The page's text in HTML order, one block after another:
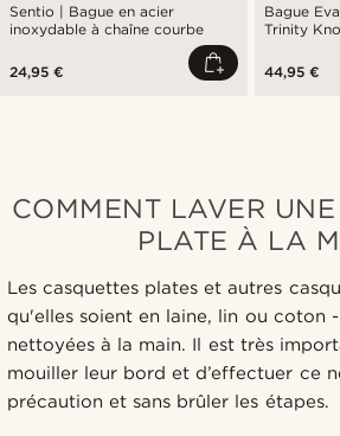
Sentio | Bague en acier
inoxydable à chaîne courbe
24,95 €
Bague
Trinity
44,95 €
COMMENT LAVER
PLATE À LA
Les casquettes plates et autres
qu'elles soient en laine, lin ou coton
nettoyées à la main. Il est très
mouiller leur bord et d’effectuer ce
précaution et sans brûler les étapes.